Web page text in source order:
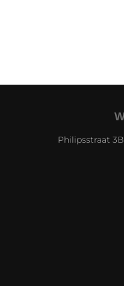
Philipsstraat